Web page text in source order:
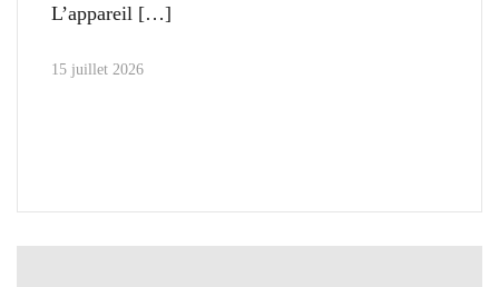
L’appareil
15 juillet 2026